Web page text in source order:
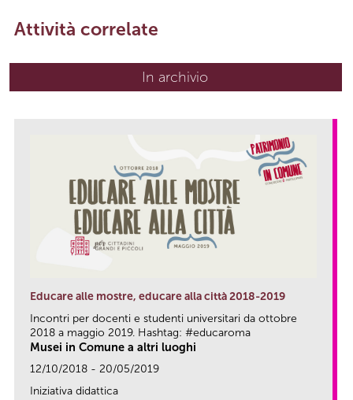
Attività correlate
In archivio
Educare alle mostre, educare alla città 2018-2019
Incontri per docenti e studenti universitari da ottobre
2018 a maggio 2019. Hashtag: #educaroma
Musei in Comune a altri luoghi
12/10/2018 - 20/05/2019
Iniziativa didattica